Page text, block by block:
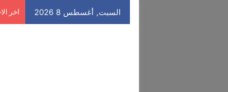
السبت, أغسطس 8 2026 اخر